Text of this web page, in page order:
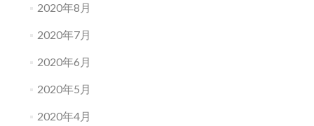
2020年8月
2020年7月
2020年6月
2020年5月
2020年4月